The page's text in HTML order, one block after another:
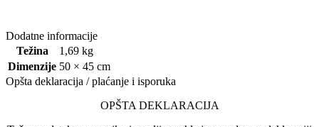
Dodatne informacije
Težina
1,69 kg
Dimenzije 50 × 45 cm
Opšta deklaracija / plaćanje i isporuka
OPŠTA DEKLARACIJA